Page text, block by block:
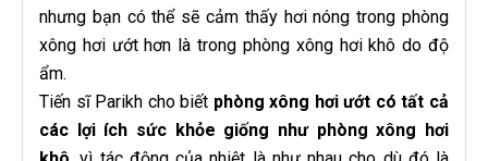
nhưng bạn có thể sẽ cảm thấy hơi nóng trong phòng
xông hơi ướt hơn là trong phòng xông hơi khô do độ
ẩm.
Tiến sĩ Parikh cho biết phòng xông hơi ướt có tất cả
các lợi ích sức khỏe giống như phòng xông hơi